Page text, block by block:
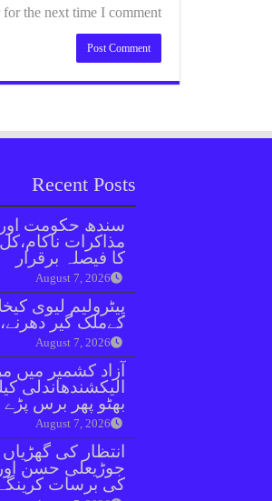
the next time I comment.
Recent Posts
سندھ حکومت اور
مذاکرات
کا فیصلہ برقرار
August 7, 2026
پیٹرولیم لیوی
کےملک گیر
August 7, 2026
آزاد کشمیر میں
الیکشندھاندلی
بھٹو پھر برس پڑے
August 7, 2026
انتظار کی
جوڑیعلی حسن
کی برسات